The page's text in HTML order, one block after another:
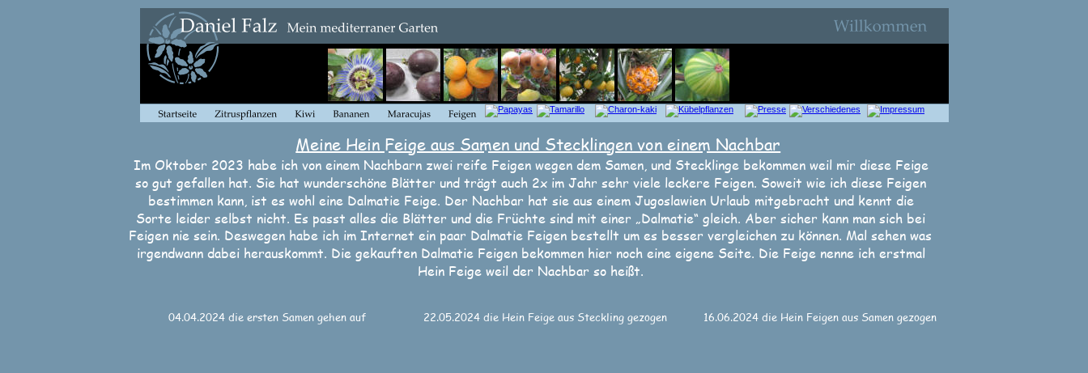
Meine Hein Feige aus Samen und Stecklingen von einem Nachbar
Im Oktober 2023 habe ich von einem Nachbarn zwei reife Feigen wegen dem Samen, und Stecklinge bekommen weil mir diese Feige
so gut gefallen hat. Sie hat wunderschöne Blätter und trägt auch 2x im Jahr sehr viele leckere Feigen. Soweit wie ich diese Feigen
bestimmen kann, ist es wohl eine Dalmatie Feige. Der Nachbar hat sie aus einem Jugoslawien Urlaub mitgebracht und kennt die
Sorte leider selbst nicht. Es passt alles die Blätter und die Früchte sind mit einer „Dalmatie“ gleich. Aber sicher kann man sich bei
Feigen nie sein. Deswegen habe ich im Internet ein paar Dalmatie Feigen bestellt um es besser vergleichen zu können. Mal sehen was
irgendwann dabei herauskommt. Die gekauften Dalmatie Feigen bekommen hier noch eine eigene Seite. Die Feige nenne ich erstmal
Hein Feige weil der Nachbar so heißt.
16.06.2024 die Hein Feigen aus Samen gezogen
22.05.2024 die Hein Feige aus Steckling gezogen
04.04.2024 die ersten Samen gehen auf